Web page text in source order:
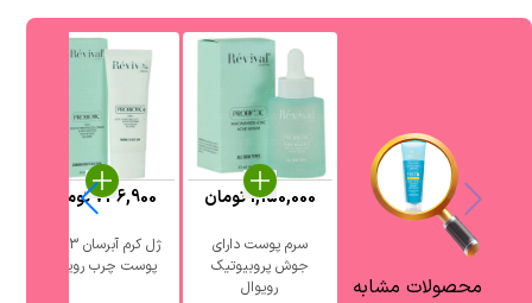
محصولات مشابه
سرم پوست دارای
جوش پروبیوتیک
رویوال
1,150,000تومان
پوست چرب رویوال
736,900تومان